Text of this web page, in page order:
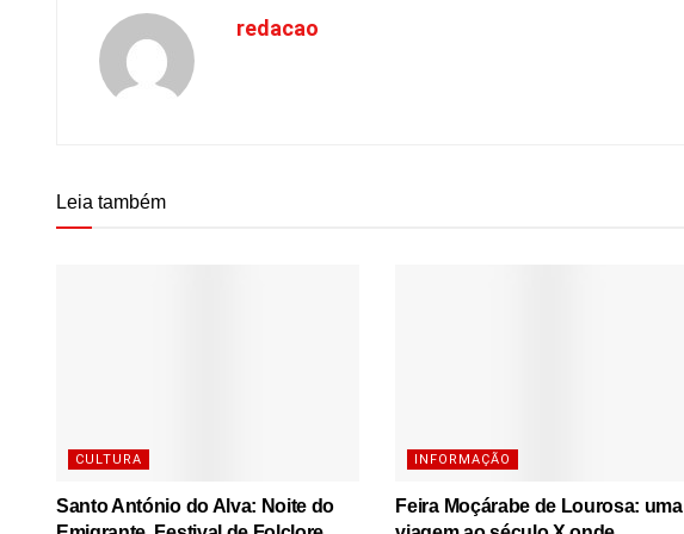
redacao
Leia também
CULTURA
Santo António do Alva: Noite do
INFORMAÇÃO
Feira Moçárabe de Lourosa: uma